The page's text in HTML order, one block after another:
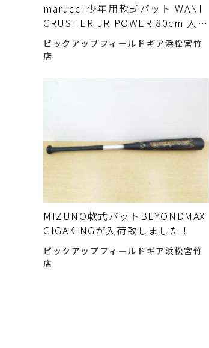
marucci 少年用軟式バット WANI
CRUSHER JR POWER 80cm 入荷
しました♪
ピックアップフィールドギア浜松宮竹
店
MIZUNO軟式バットBEYONDMAX
GIGAKINGが入荷致しました！
ピックアップフィールドギア浜松宮竹
店